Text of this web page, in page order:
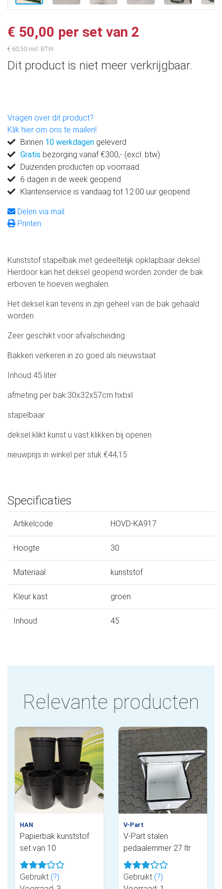
€ 50,00 per set van 2
€ 60,50 incl. BTW
Dit product is niet meer verkrijgbaar.
Vragen over dit product?
Klik hier om ons te mailen!
Binnen 10 werkdagen geleverd
Gratis bezorging vanaf €300,- (excl. btw)
Duizenden producten op voorraad
6 dagen in de week geopend
Klantenservice is vandaag tot 12:00 uur geopend
Delen via mail
Printen
Kunststof stapelbak met gedeeltelijk opklapbaar deksel.
Hierdoor kan het deksel geopend worden zonder de bak
erboven te hoeven weghalen.
Het deksel kan tevens in zijn geheel van de bak gehaald
worden
Zeer geschikt voor afvalscheiding
Bakken verkeren in zo goed als nieuwstaat
Inhoud 45 liter
afmeting per bak:30x32x57cm hxbxl
stapelbaar
deksel klikt kunst u vast klikken bij openen
nieuwprijs in winkel per stuk €44,15
Specificaties
Artikelcode HOVD-KA917
Hoogte 30
Materiaal kunststof
Kleur kast groen
Inhoud 45
Relevante producten
HAN
Papierbak kunststof
set van 10
Gebruikt (?)
V-Part
V-Part stalen
pedaalemmer 27 ltr
Gebruikt (?)